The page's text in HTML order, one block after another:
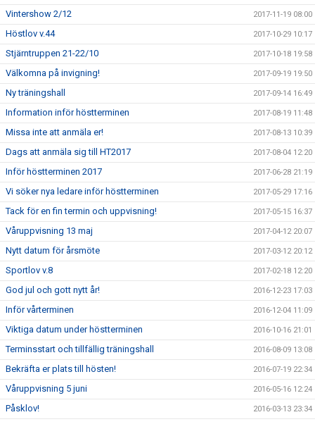
Vintershow 2/12 2017-11-19 08:00
Höstlov v.44 2017-10-29 10:17
Stjärntruppen 21-22/10 2017-10-18 19:58
Välkomna på invigning! 2017-09-19 19:50
Ny träningshall 2017-09-14 16:49
Information inför höstterminen 2017-08-19 11:48
Missa inte att anmäla er! 2017-08-13 10:39
Dags att anmäla sig till HT2017 2017-08-04 12:20
Inför höstterminen 2017 2017-06-28 21:19
Vi söker nya ledare inför höstterminen 2017-05-29 17:16
Tack för en fin termin och uppvisning! 2017-05-15 16:37
Våruppvisning 13 maj 2017-04-12 20:07
Nytt datum för årsmöte 2017-03-12 20:12
Sportlov v.8 2017-02-18 12:20
God jul och gott nytt år! 2016-12-23 17:03
Inför vårterminen 2016-12-04 11:09
Viktiga datum under höstterminen 2016-10-16 21:01
Terminsstart och tillfällig träningshall 2016-08-09 13:08
Bekräfta er plats till hösten! 2016-07-19 22:34
Våruppvisning 5 juni 2016-05-16 12:24
Påsklov! 2016-03-13 23:34